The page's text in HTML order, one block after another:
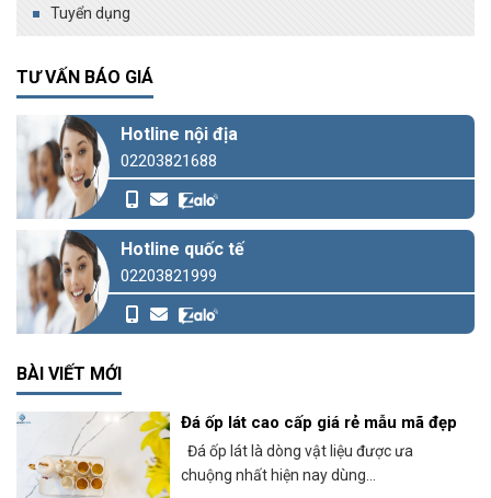
Tuyển dụng
TƯ VẤN BÁO GIÁ
Hotline nội địa
02203821688
Hotline quốc tế
02203821999
BÀI VIẾT MỚI
Đá ốp lát cao cấp giá rẻ mẫu mã đẹp
Đá ốp lát là dòng vật liệu được ưa
chuộng nhất hiện nay dùng...